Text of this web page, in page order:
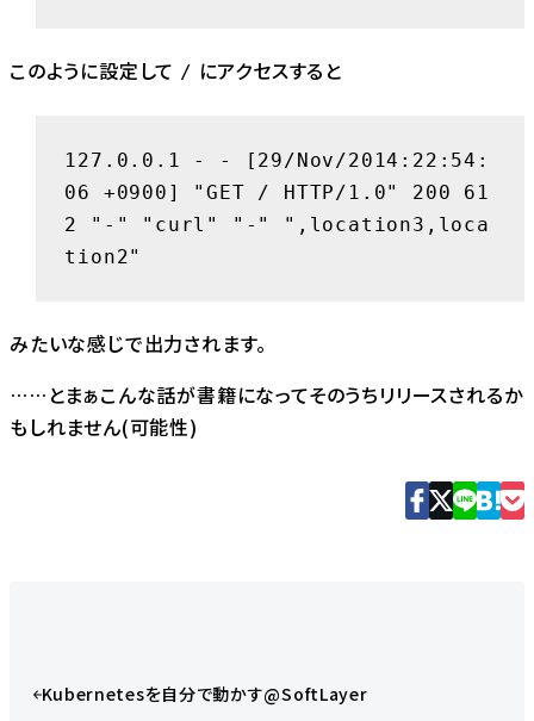
このように設定して / にアクセスすると
127.0.0.1 - - [29/Nov/2014:22:54:
06 +0900] "GET / HTTP/1.0" 200 61
2 "-" "curl" "-" ",location3,loca
tion2"
みたいな感じで出力されます。
……とまぁこんな話が書籍になってそのうちリリースされるか
もしれません(可能性)
Kubernetesを自分で動かす@SoftLayer